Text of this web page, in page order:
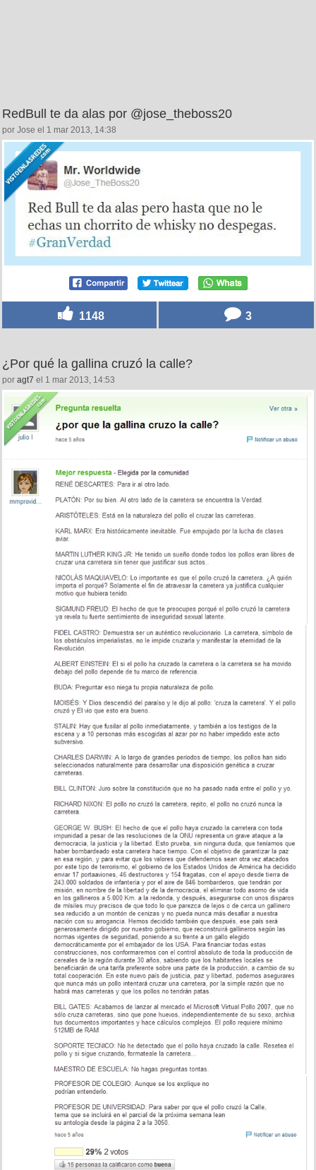
RedBull te da alas por @jose_theboss20
por Jose el 1 mar 2013, 14:38
1148 3
¿Por qué la gallina cruzó la calle?
por agt7 el 1 mar 2013, 14:53